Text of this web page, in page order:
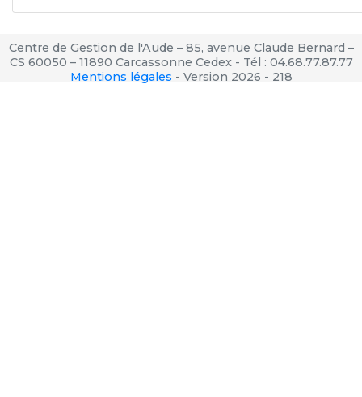
Centre de Gestion de l'Aude – 85, avenue Claude Bernard –
CS 60050 – 11890 Carcassonne Cedex - Tél : 04.68.77.87.77
Mentions légales - Version 2026 - 218